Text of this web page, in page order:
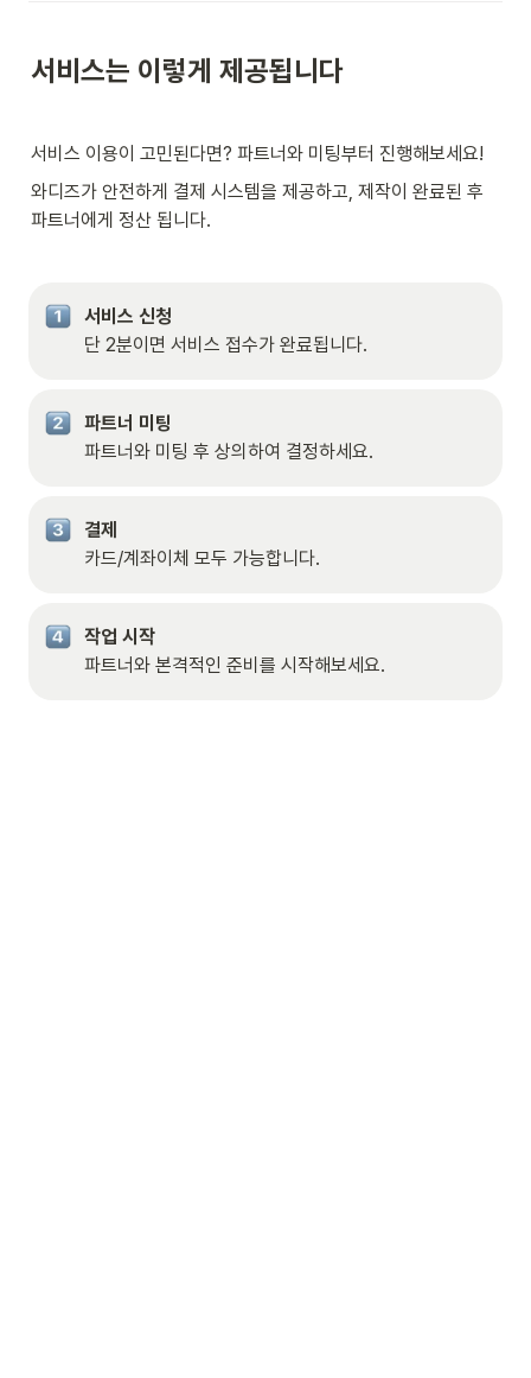
서비스는 이렇게 제공됩니다
서비스 이용이 고민된다면? 파트너와 미팅부터 진행해보세요!
와디즈가 안전하게 결제 시스템을 제공하고, 제작이 완료된 후
파트너에게 정산 됩니다.
서비스 신청
단 2분이면 서비스 접수가 완료됩니다.
파트너와 미팅 후 상의하여 결정하세요.
카드/계좌이체 모두 가능합니다.
파트너와 본격적인 준비를 시작해보세요.